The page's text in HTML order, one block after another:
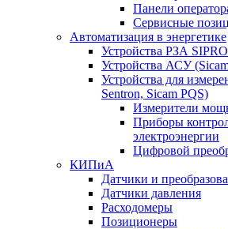
Панели
Сервисные
Автоматизация в энергетике
Устройства РЗА
Устройства АСУ
Устройства для
Sentron, Sicam PQS)
Измерители
Приборы
электроэнергии
Цифровой
КИПиА
Датчики и
Датчики давления
Расходомеры
Позиционеры